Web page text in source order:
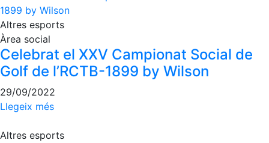
i
Inspirational
Talks
Calendari
d'Activitats
Socials
Jocs de taula
Altres esports
Àrea social
Celebrat el XXV Campionat Social de
Golf de l’RCTB-1899 by Wilson
29/09/2022
Llegeix més
Altres esports